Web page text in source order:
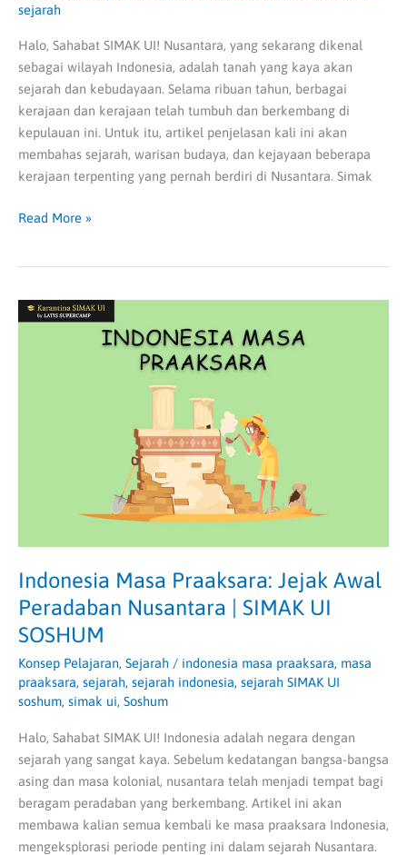
sejarah
Halo, Sahabat SIMAK UI! Nusantara, yang sekarang dikenal
sebagai wilayah Indonesia, adalah tanah yang kaya akan
sejarah dan kebudayaan. Selama ribuan tahun, berbagai
kerajaan dan kerajaan telah tumbuh dan berkembang di
kepulauan ini. Untuk itu, artikel penjelasan kali ini akan
membahas sejarah, warisan budaya, dan kejayaan beberapa
kerajaan terpenting yang pernah berdiri di Nusantara. Simak
Read More »
Indonesia Masa Praaksara: Jejak Awal
Peradaban Nusantara | SIMAK UI
SOSHUM
Konsep Pelajaran, Sejarah / indonesia masa praaksara, masa
praaksara, sejarah, sejarah indonesia, sejarah SIMAK UI
soshum, simak ui, Soshum
Halo, Sahabat SIMAK UI! Indonesia adalah negara dengan
sejarah yang sangat kaya. Sebelum kedatangan bangsa-bangsa
asing dan masa kolonial, nusantara telah menjadi tempat bagi
beragam peradaban yang berkembang. Artikel ini akan
membawa kalian semua kembali ke masa praaksara Indonesia,
mengeksplorasi periode penting ini dalam sejarah Nusantara.
Indonesia